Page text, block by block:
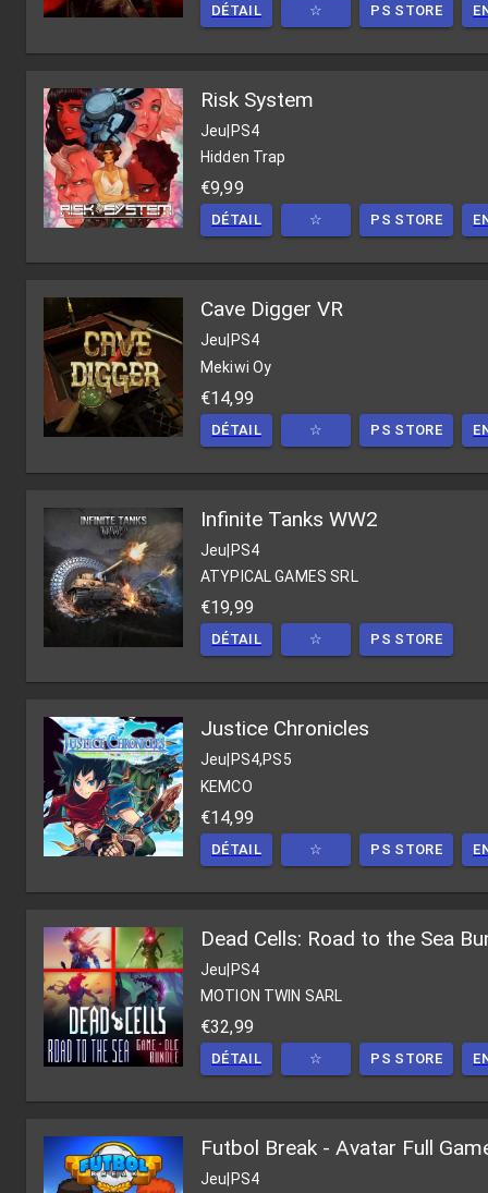
DÉTAIL ☆ PS STORE
Risk System
Jeu|PS4
Hidden Trap
€9,99
DÉTAIL ☆ PS STORE
Cave Digger VR
Jeu PS4
Mekiwi Oy
€14,99
DÉTAIL ☆ PS STORE
Infinite Tanks WW2
Jeu|PS4
ATYPICAL GAMES SRL
€19,99
DÉTAIL ☆ PS STORE
Justice Chronicles
Jeu PS4,PS5
KEMCO
€14,99
DÉTAIL ☆ PS STORE
Dead Cells: Road to the Sea
Jeu|PS4
MOTION TWIN SARL
€32,99
DÉTAIL ☆ PS STORE
Futbol Break - Avatar Full
Jeu PS4